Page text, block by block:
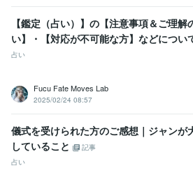
【鑑定（占い）】の【注意事項＆ご理解
い】・【対応が不可能な方】などについ
占い
Fucu Fate Moves Lab
2025/02/24 08:57
儀式を受けられた方のご感想｜ジャンが
していること
記事
占い